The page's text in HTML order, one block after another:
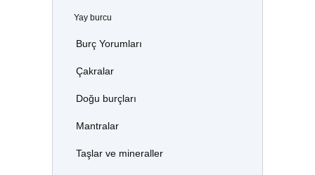
Yay burcu
Burç Yorumları
Çakralar
Doğu burçları
Mantralar
Taşlar ve mineraller